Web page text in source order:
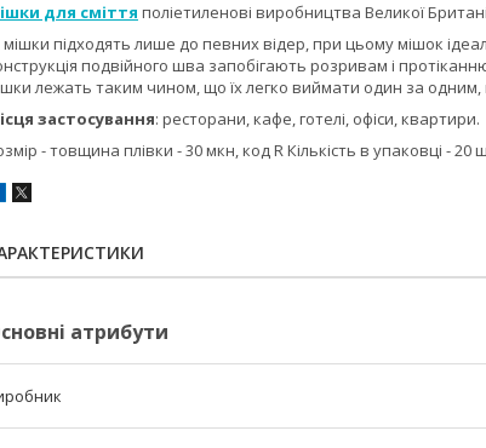
для сміття поліетиленові виробництва Великої
мішки підходять лише до певних відер, при цьому мішок
подвійного шва запобігають розривам і
лежать таким чином, що їх легко виймати один за одним,
застосування: ресторани, кафе, готелі, офіси, квартири.
- товщина плівки - 30 мкн, код R Кількість в упаковці -
атрибути